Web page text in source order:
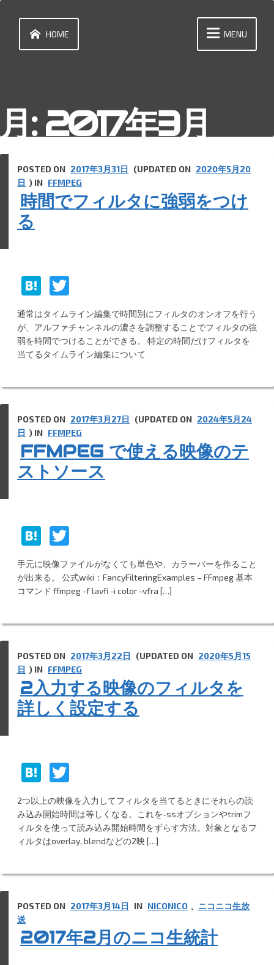
content
:2017年3月
HOME MENU
時間でフィルタに強弱をつけ
る
POSTED ON 2017年3月31日 (UPDATED ON 2020年5月20
日 ) IN FFMPEG
H
at
e
n
a
w
itt
er
通常はタイムライン編集で時間別にフィルタのオンオフを行う
が、アルファチャンネルの濃さを調整することでフィルタの強
弱を時間でつけることができる。 特定の時間だけフィルタを
当てるタイムライン編集について
FFMPEG で使える映像のテ
ストソース
POSTED ON 2017年3月27日 (UPDATED ON 2024年5月24
日 ) IN FFMPEG
H
at
e
n
w
itt
er
手元に映像ファイルがなくても単色や、カラーバーを作ること
が出来る。 公式wiki：FancyFilteringExamples – FFmpeg 基本
コマンド ffmpeg -f lavfi -i color -vfra […]
2入力する映像のフィルタを
詳しく設定する
POSTED ON 2017年3月22日 (UPDATED ON 2020年5月15
日 ) IN FFMPEG
H
at
e
n
a
w
itt
er
2つ以上の映像を入力してフィルタを当てるときにそれらの読
み込み開始時間は等しくなる。これを-ssオプションやtrimフ
ィルタを使って読み込み開始時間をずらす方法。対象となるフ
ィルタはoverlay, blendなどの2映 […]
2017年2月のニコ生統計
POSTED ON 2017年3月14日 IN NICONICO , ニコニコ生放
送